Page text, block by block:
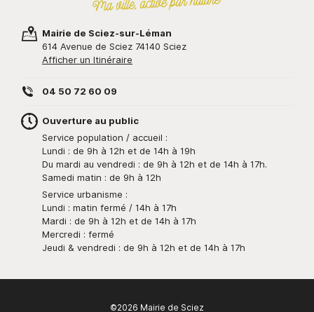
Mairie de Sciez-sur-Léman
614 Avenue de Sciez 74140 Sciez
Afficher un Itinéraire
04 50 72 60 09
Ouverture au public
Service population / accueil :
Lundi : de 9h à 12h et de 14h à 19h
Du mardi au vendredi : de 9h à 12h et de 14h à 17h.
Samedi matin : de 9h à 12h
Service urbanisme :
Lundi : matin fermé / 14h à 17h
Mardi : de 9h à 12h et de 14h à 17h
Mercredi : fermé
Jeudi & vendredi : de 9h à 12h et de 14h à 17h
©2026 Mairie de Sciez